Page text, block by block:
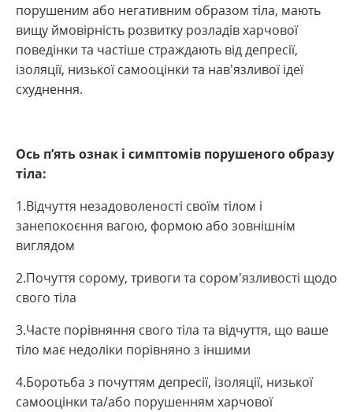
порушеним або негативним образом тіла, мають
вищу ймовірність розвитку розладів харчової
поведінки та частіше страждають від депресії,
ізоляції, низької самооцінки та нав’язливої ідеї
схуднення.
Ось п’ять ознак і симптомів порушеного образу
тіла:
1.Відчуття незадоволеності своїм тілом і
занепокоєння вагою, формою або зовнішнім
виглядом
2.Почуття сорому, тривоги та сором’язливості щодо
свого тіла
3.Часте порівняння свого тіла та відчуття, що ваше
тіло має недоліки порівняно з іншими
4.Боротьба з почуттям депресії, ізоляції, низької
самооцінки та/або порушенням харчової